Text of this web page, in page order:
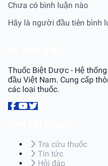
Chưa có bình luận nào
Hãy là người đầu tiên bình
Thuốc Biệt Dược - Hệ
đầu Việt Nam. Cung cấp
các loại thuốc.
Tra cứu thuốc
Tin tức
Hỏi đáp